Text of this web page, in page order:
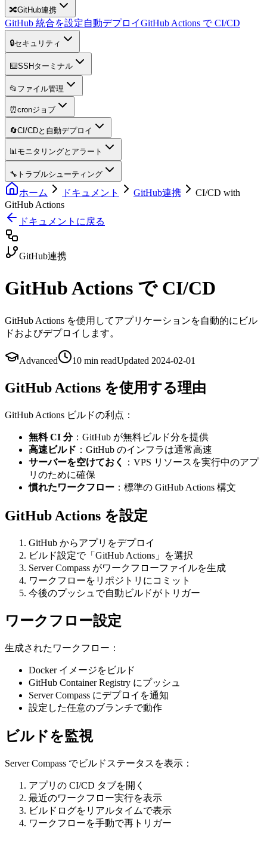
🔀GitHub連携
GitHub 統合を設定自動デプロイGitHub Actions で CI/CD
🔒セキュリティ
⌨️SSHターミナル
📂 ファイル管理
⏰cronジョブ
🔄CI/CDと自動デプロイ
📊モニタリングとアラート
🔧 トラブルシューティング
ホーム ドキュメント GitHub連携
CI/CD with
GitHub Actions
ドキュメントに戻る
GitHub連携
GitHub Actions で CI/CD
GitHub Actions を使用してアプリケーションを自動的にビル
ドおよびデプロイします。
Advanced 10 min readUpdated 2024-02-01
GitHub Actions を使用する理由
GitHub Actions ビルドの利点：
無料 CI 分：GitHub が無料ビルド分を提供
高速ビルド ：GitHub のインフラは通常高速
サーバーを空けておく
：VPS リソースを実行中のアプ
リのために確保
慣れたワークフロー ：標準の GitHub Actions 構文
GitHub Actions を設定
GitHub からアプリをデプロイ
ビルド設定で「GitHub Actions」を選択
Server Compass がワークフローファイルを生成
ワークフローをリポジトリにコミット
今後のプッシュで自動ビルドがトリガー
ワークフロー設定
生成されたワークフロー：
Docker イメージをビルド
GitHub Container Registry にプッシュ
Server Compass にデプロイを通知
設定した任意のブランチで動作
ビルドを監視
Server Compass でビルドステータスを表示：
アプリの CI/CD タブを開く
最近のワークフロー実行を表示
ビルドログをリアルタイムで表示
ワークフローを手動で再トリガー